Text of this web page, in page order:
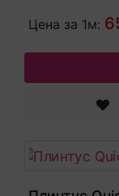
Цена за 1м: